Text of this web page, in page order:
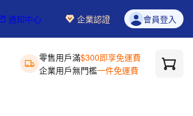
通知中心 企業認證 會員登入
零售用戶滿$300即享免運費
企業用戶無門檻一件免運費